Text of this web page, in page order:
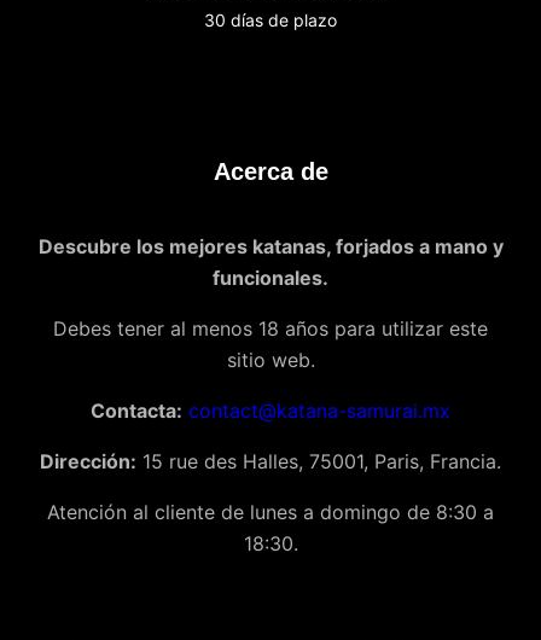
30 días de plazo
Acerca de
Descubre los mejores katanas, forjados a mano y
funcionales.
Debes tener al menos 18 años para utilizar este
sitio web.
Contacta: contact@katana-samurai.mx
Dirección: 15 rue des Halles, 75001, Paris, Francia.
Atención al cliente de lunes a domingo de 8:30 a
18:30.